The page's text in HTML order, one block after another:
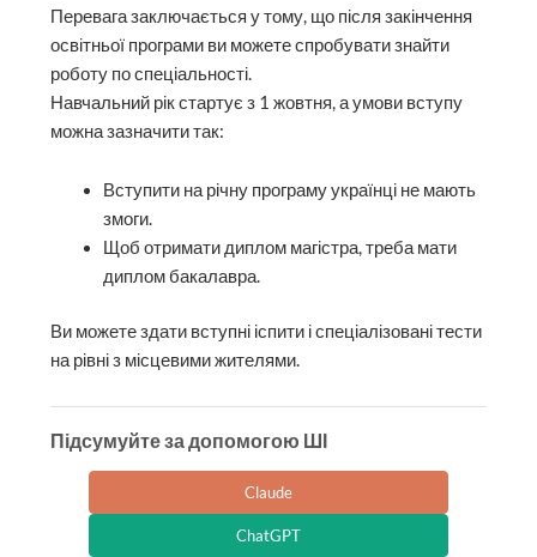
Перевага заключається у тому, що після закінчення
освітньої програми ви можете спробувати знайти
роботу по спеціальності.
Навчальний рік стартує з 1 жовтня, а умови вступу
можна зазначити так:
Вступити на річну програму українці не мають
змоги.
Щоб отримати диплом магістра, треба мати
диплом бакалавра.
Ви можете здати вступні іспити і спеціалізовані тести
на рівні з місцевими жителями.
Підсумуйте за допомогою ШІ
Claude
ChatGPT